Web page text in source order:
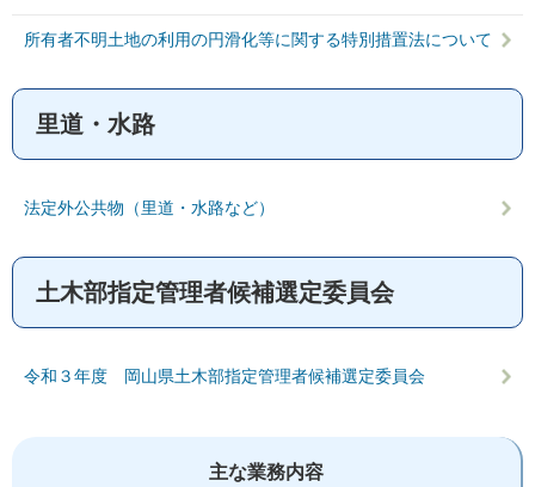
所有者不明土地の利用の円滑化等に関する特別措置法について
里道・水路
法定外公共物（里道・水路など）
土木部指定管理者候補選定委員会
令和３年度 岡山県土木部指定管理者候補選定委員会
主な業務内容